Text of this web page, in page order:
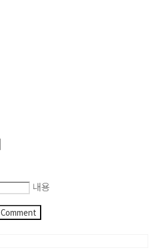
내용
Comment